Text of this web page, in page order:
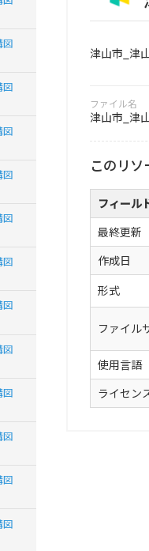
津山市_津
ファイル名
津山市_津
このリソ
フィール
最終更新
作成日
形式
ファイル
使用言語
ライセン